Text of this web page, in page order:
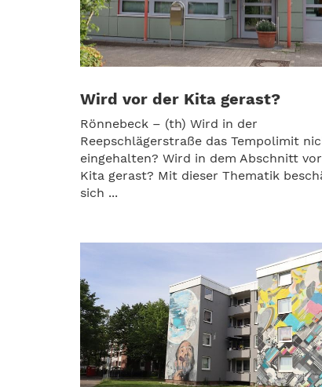
Wird vor der Kita gerast?
Rönnebeck – (th) Wird in der
Reepschlägerstraße das Tempolimit
eingehalten? Wird in dem Abschnitt
Kita gerast? Mit dieser Thematik
sich ...